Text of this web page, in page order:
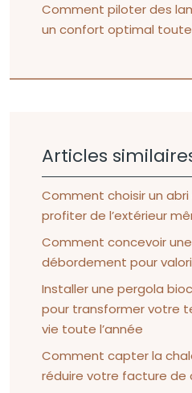
Comment piloter des
un confort optimal toute
Articles
Comment choisir un
profiter de l’extérieur
Comment concevoir
débordement pour
Installer une pergola
pour transformer votre
vie toute l’année
Comment capter la
réduire votre facture de